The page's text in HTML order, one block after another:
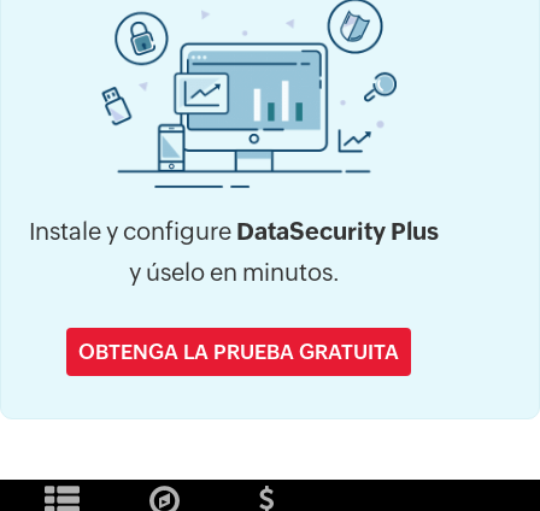
Instale y configure DataSecurity Plus
y úselo en minutos.
OBTENGA LA PRUEBA GRATUITA